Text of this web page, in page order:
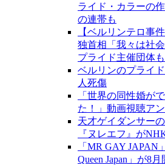
ライド・カラーの
の連帯も
【ベルリンテロ事
独首相「我々は社
プライド主催団体
ベルリンのプライ
人死傷
「世界の同性婚が
た！」動画視聴ア
天才ゲイダンサー
『ヌレエフ』が
「MR GAY JAPAN
Queen Japan」が8月